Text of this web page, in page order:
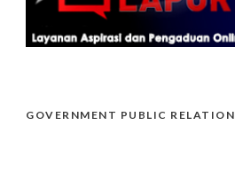
GOVERNMENT PUBLIC RELATION